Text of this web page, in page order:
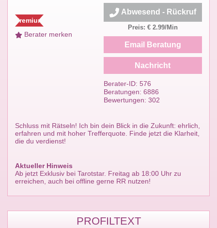
Premium
Berater merken
Schluss mit Rätseln! Ich bin dein Blick in die Zukunft: ehrlich,
erfahren und mit hoher Trefferquote. Finde jetzt die Klarheit,
die du verdienst!
Aktueller Hinweis
Ab jetzt Exklusiv bei Tarotstar. Freitag ab 18:00 Uhr zu
erreichen, auch bei offline gerne RR nutzen!
Abwesend - Rückruf
Preis: € 2.99/Min
Email Beratung
Nachricht
Berater-ID: 576
Beratungen: 6886
Bewertungen: 302
PROFILTEXT